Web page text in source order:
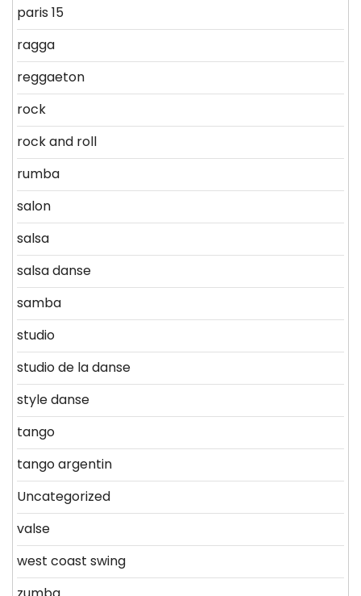
paris 15
ragga
reggaeton
rock
rock and roll
rumba
salon
salsa
salsa danse
samba
studio
studio de la danse
style danse
tango
tango argentin
Uncategorized
valse
west coast swing